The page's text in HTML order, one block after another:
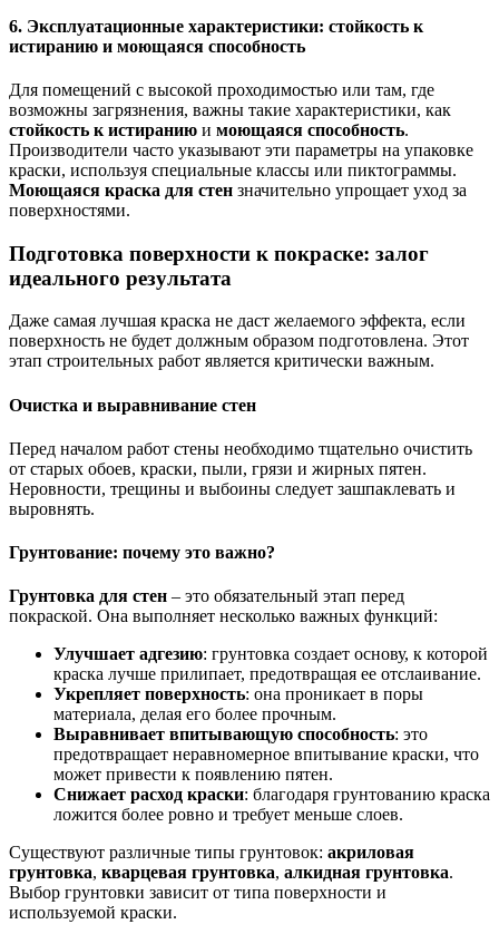
6. Эксплуатационные характеристики: стойкость к
истиранию и моющаяся способность
Для помещений с высокой проходимостью или там, где
возможны загрязнения, важны такие характеристики, как
стойкость к истиранию и моющаяся способность.
Производители часто указывают эти параметры на упаковке
краски, используя специальные классы или пиктограммы.
Моющаяся краска для стен значительно упрощает уход за
поверхностями.
Подготовка поверхности к покраске: залог
идеального результата
Даже самая лучшая краска не даст желаемого эффекта, если
поверхность не будет должным образом подготовлена. Этот
этап строительных работ является критически важным.
Очистка и выравнивание стен
Перед началом работ стены необходимо тщательно очистить
от старых обоев, краски, пыли, грязи и жирных пятен.
Неровности, трещины и выбоины следует зашпаклевать и
выровнять.
Грунтование: почему это важно?
Грунтовка для стен – это обязательный этап перед
покраской. Она выполняет несколько важных функций:
Улучшает адгезию: грунтовка создает основу, к которой
краска лучше прилипает, предотвращая ее отслаивание.
Укрепляет поверхность: она проникает в поры
материала, делая его более прочным.
Выравнивает впитывающую способность: это
предотвращает неравномерное впитывание краски, что
может привести к появлению пятен.
Снижает расход краски: благодаря грунтованию краска
ложится более ровно и требует меньше слоев.
Существуют различные типы грунтовок: акриловая
грунтовка, кварцевая грунтовка, алкидная грунтовка.
Выбор грунтовки зависит от типа поверхности и
используемой краски.